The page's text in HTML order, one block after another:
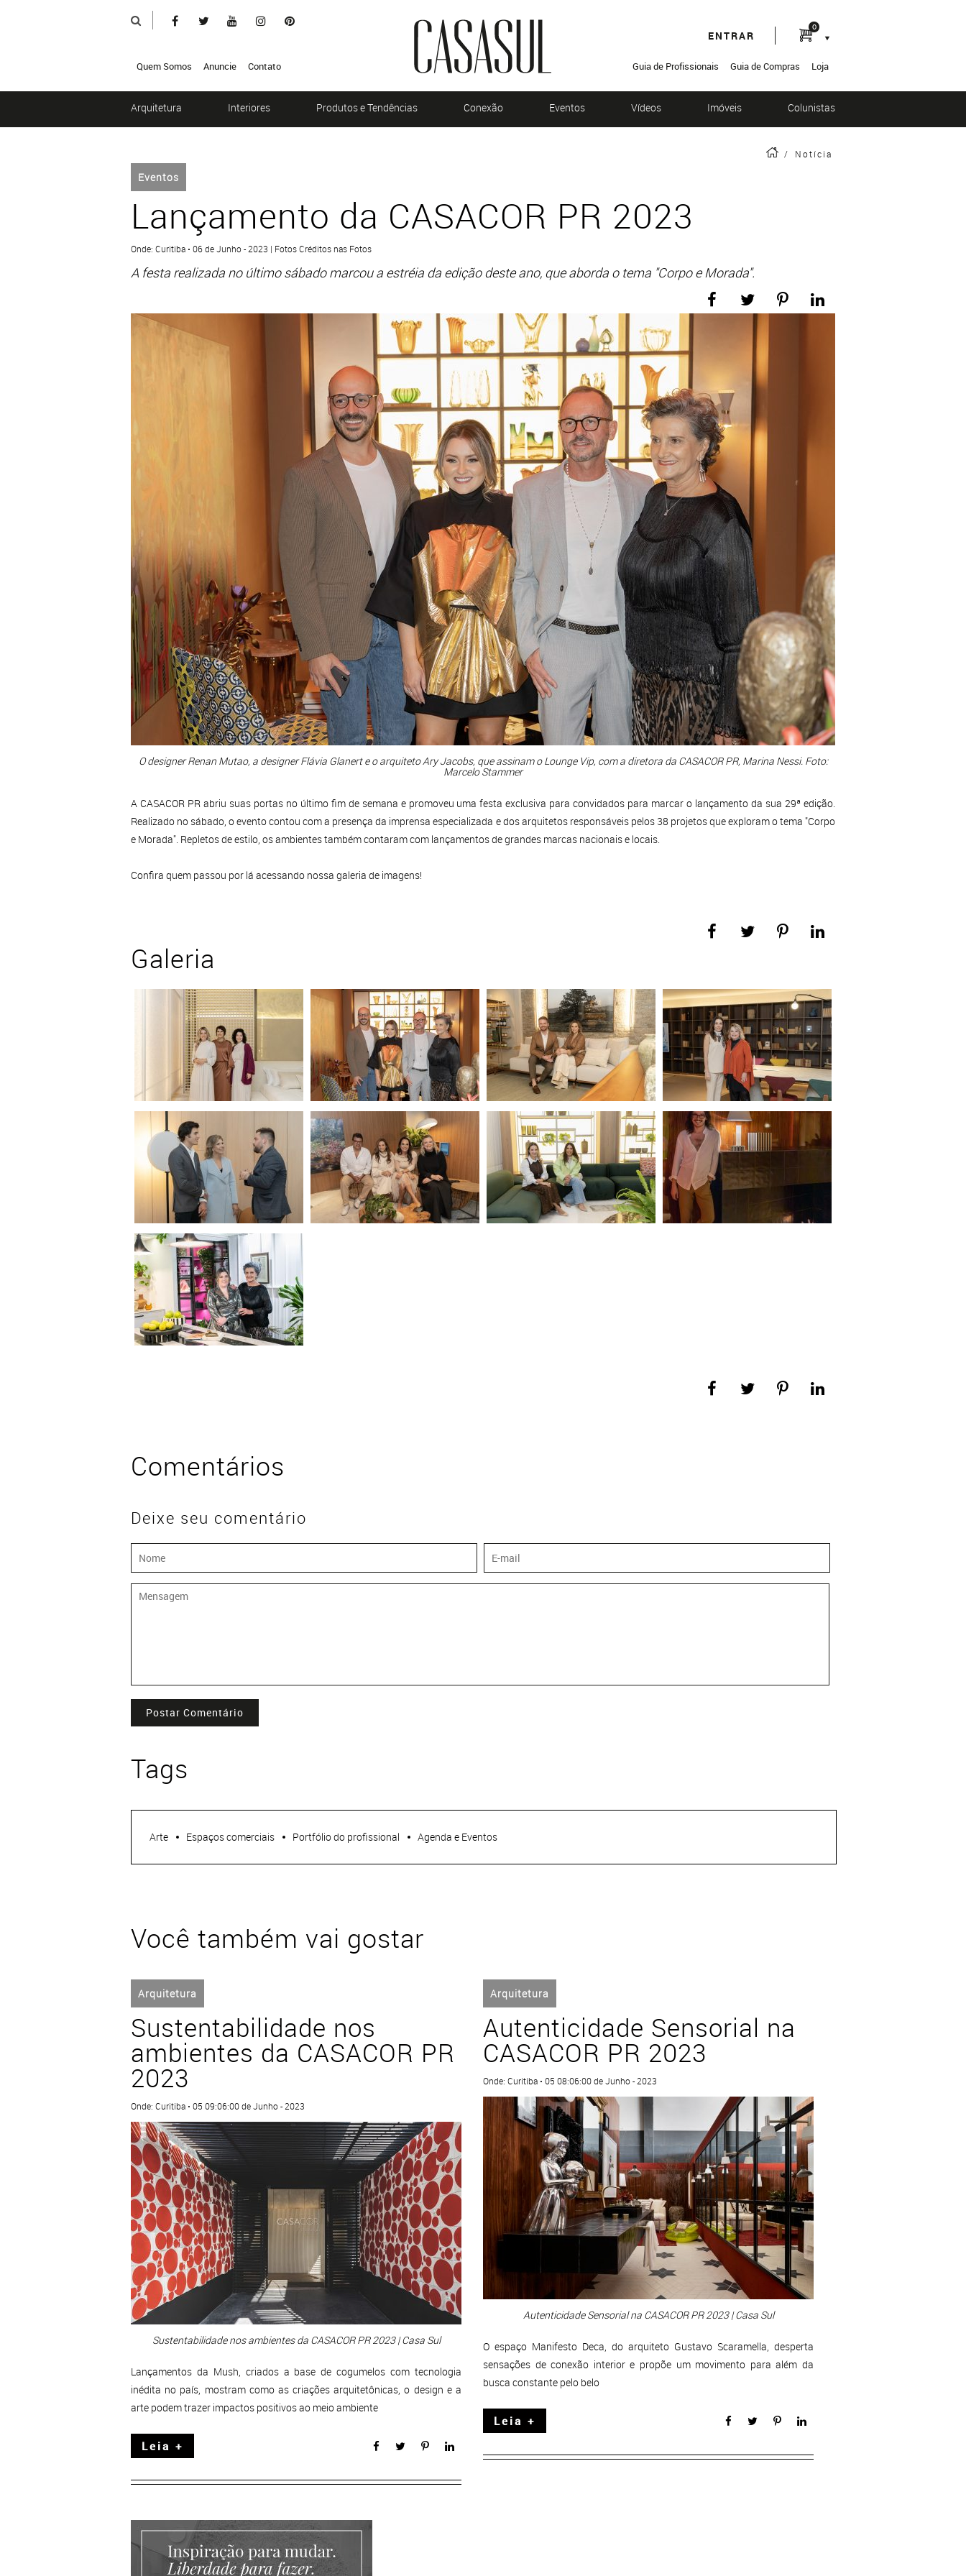
0
ENTRAR
Quem Somos Anuncie Contato Guia de Profissionais Guia de Compras Loja
Arquitetura Interiores Produtos e Tendências Conexão Eventos Vídeos Imóveis Colunistas
/ Notícia
Eventos
Lançamento da CASACOR PR 2023
Onde: Curitiba • 06 de Junho - 2023 | Fotos Créditos nas Fotos
A festa realizada no último sábado marcou a estréia da edição deste ano, que aborda o tema "Corpo e Morada".
O designer Renan Mutao, a designer Flávia Glanert e o arquiteto Ary Jacobs, que assinam o Lounge Vip, com a diretora da CASACOR PR, Marina Nessi. Foto:
Marcelo Stammer
A CASACOR PR abriu suas portas no último fim de semana e promoveu uma festa exclusiva para convidados para marcar o lançamento da sua 29ª edição.
Realizado no sábado, o evento contou com a presença da imprensa especializada e dos arquitetos responsáveis pelos 38 projetos que exploram o tema "Corpo
e Morada". Repletos de estilo, os ambientes também contaram com lançamentos de grandes marcas nacionais e locais.
Confira quem passou por lá acessando nossa galeria de imagens!
Galeria
Comentários
Deixe seu comentário
Postar Comentário
Tags
Arte Espaços comerciais Portfólio do profissional Agenda e Eventos
Você também vai gostar
Arquitetura
Sustentabilidade nos
ambientes da CASACOR PR
2023
Onde: Curitiba • 05 09:06:00 de Junho - 2023
Sustentabilidade nos ambientes da CASACOR PR 2023 | Casa Sul
Lançamentos da Mush, criados a base de cogumelos com tecnologia
inédita no país, mostram como as criações arquitetônicas, o design e a
arte podem trazer impactos positivos ao meio ambiente
Leia +
Arquitetura
Autenticidade Sensorial na
CASACOR PR 2023
Onde: Curitiba • 05 08:06:00 de Junho - 2023
Autenticidade Sensorial na CASACOR PR 2023 | Casa Sul
O espaço Manifesto Deca, do arquiteto Gustavo Scaramella, desperta
sensações de conexão interior e propõe um movimento para além da
busca constante pelo belo
Leia +